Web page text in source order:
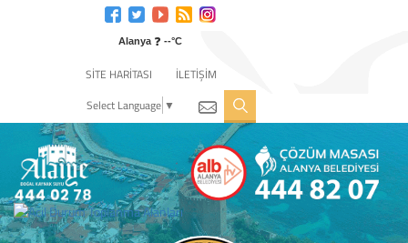
Alanya ❓ --°C
SİTE HARİTASI
İLETİŞİM
Select Language ▼